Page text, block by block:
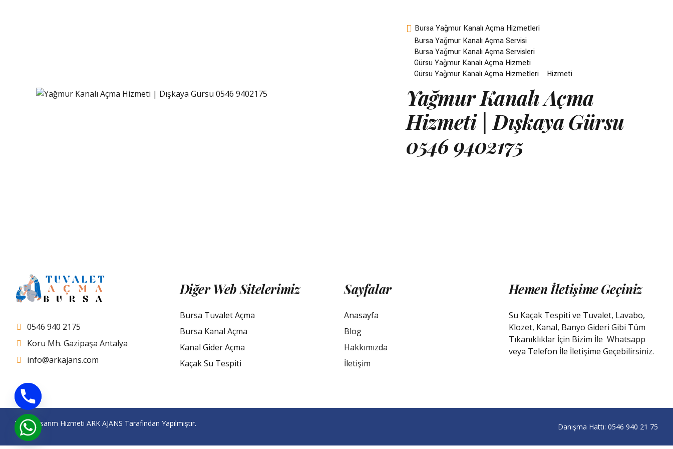
Bursa Yağmur Kanalı Açma Hizmetleri
Bursa Yağmur Kanalı Açma Servisi
Bursa Yağmur Kanalı Açma Servisleri
Gürsu Yağmur Kanalı Açma Hizmeti
Gürsu Yağmur Kanalı Açma Hizmetleri
Hizmeti
Yağmur Kanalı Açma
Hizmeti | Dışkaya Gürsu
0546 9402175
0546 940 2175
Koru Mh. Gazipaşa Antalya
info@arkajans.com
Diğer Web Sitelerimiz
Bursa Tuvalet Açma
Bursa Kanal Açma
Kanal Gider Açma
Kaçak Su Tespiti
Sayfalar
Anasayfa
Blog
Hakkımızda
İletişim
Hemen İletişime Geçiniz
Su Kaçak Tespiti ve Tuvalet, Lavabo,
Klozet, Kanal, Banyo Gideri Gibi Tüm
Tıkanıklıklar İçin Bizim İle Whatsapp
veya Telefon İle İletişime Geçebilirsiniz.
Web Tasarım Hizmeti ARK AJANS Tarafından Yapılmıştır. Danışma Hattı: 0546 940 21 75